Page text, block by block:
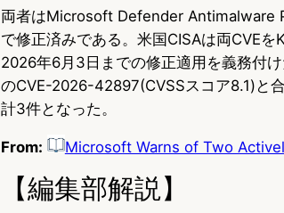
両者はMicrosoft Defender Antimalware
で修正済みである。米国CISAは両CVE
2026年6月3日までの修正適用を義務付
のCVE-2026-42897(CVSSスコア8.1)と
計3件となった。
From: Microsoft Warns of Two
【編集部解説】